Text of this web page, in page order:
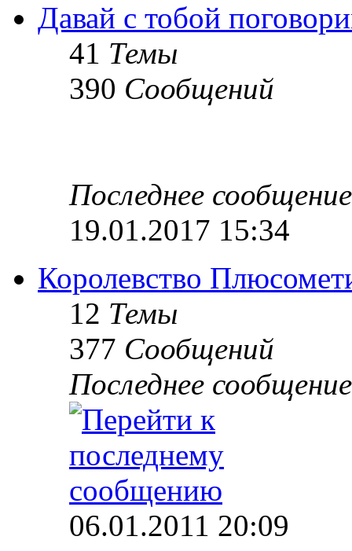
Давай с тобой
41 Темы
390 Сообщений
Последнее сообщение
19.01.2017 15:34
Королевство
12 Темы
377 Сообщений
Последнее сообщение
06.01.2011 20:09